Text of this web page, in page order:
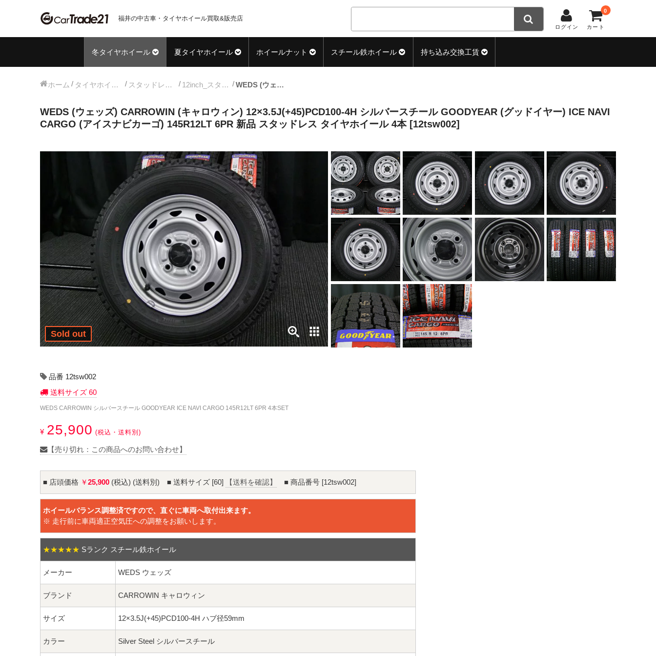
福井の中古車・タイヤホイール買取&販売店
ログイン カート
0
冬タイヤホイール 夏タイヤホイール ホイールナット スチール鉄ホイール 持ち込み交換工賃
ホーム タイヤホイールセット スタッドレス中古タイヤホイール 12inch_スタッドレス中古タイヤホイール WEDS (ウェッズ) CARROWIN (キャロウィン) 12×3.5J(+45)PCD100-4H シルバースチール GOODYEAR (グッドイヤー) ICE NAVI CARGO (アイスナビカーゴ) 145R12LT 6PR 新品 スタッドレス タイヤホイール 4本 [12tsw002]
WEDS (ウェッズ) CARROWIN (キャロウィン) 12×3.5J(+45)PCD100-4H シルバースチール GOODYEAR (グッドイヤー) ICE NAVI
CARGO (アイスナビカーゴ) 145R12LT 6PR 新品 スタッドレス タイヤホイール 4本 [12tsw002]
Sold out
品番 12tsw002
送料サイズ 60
WEDS CARROWIN シルバースチール GOODYEAR ICE NAVI CARGO 145R12LT 6PR 4本SET
¥ 25,900 (税込・送料別)
【売り切れ：この商品へのお問い合わせ】
■ 店頭価格 ￥25,900 (税込) (送料別) ■ 送料サイズ [60] 【送料を確認】 ■ 商品番号 [12tsw002]
ホイールバランス調整済ですので、直ぐに車両へ取付出来ます。
※ 走行前に車両適正空気圧への調整をお願いします。
★★★★★ Sランク スチール鉄ホイール
メーカー WEDS ウェッズ
ブランド CARROWIN キャロウィン
サイズ 12×3.5J(+45)PCD100-4H ハブ径59mm
カラー Silver Steel シルバースチール